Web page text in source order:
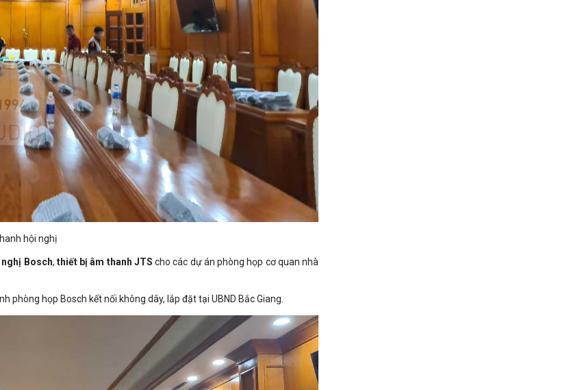
hội nghị
Bosch, thiết bị âm thanh JTS cho các dự án phòng họp cơ quan nhà
phòng họp Bosch kết nối không dây, lắp đặt tại UBND Bắc Giang.